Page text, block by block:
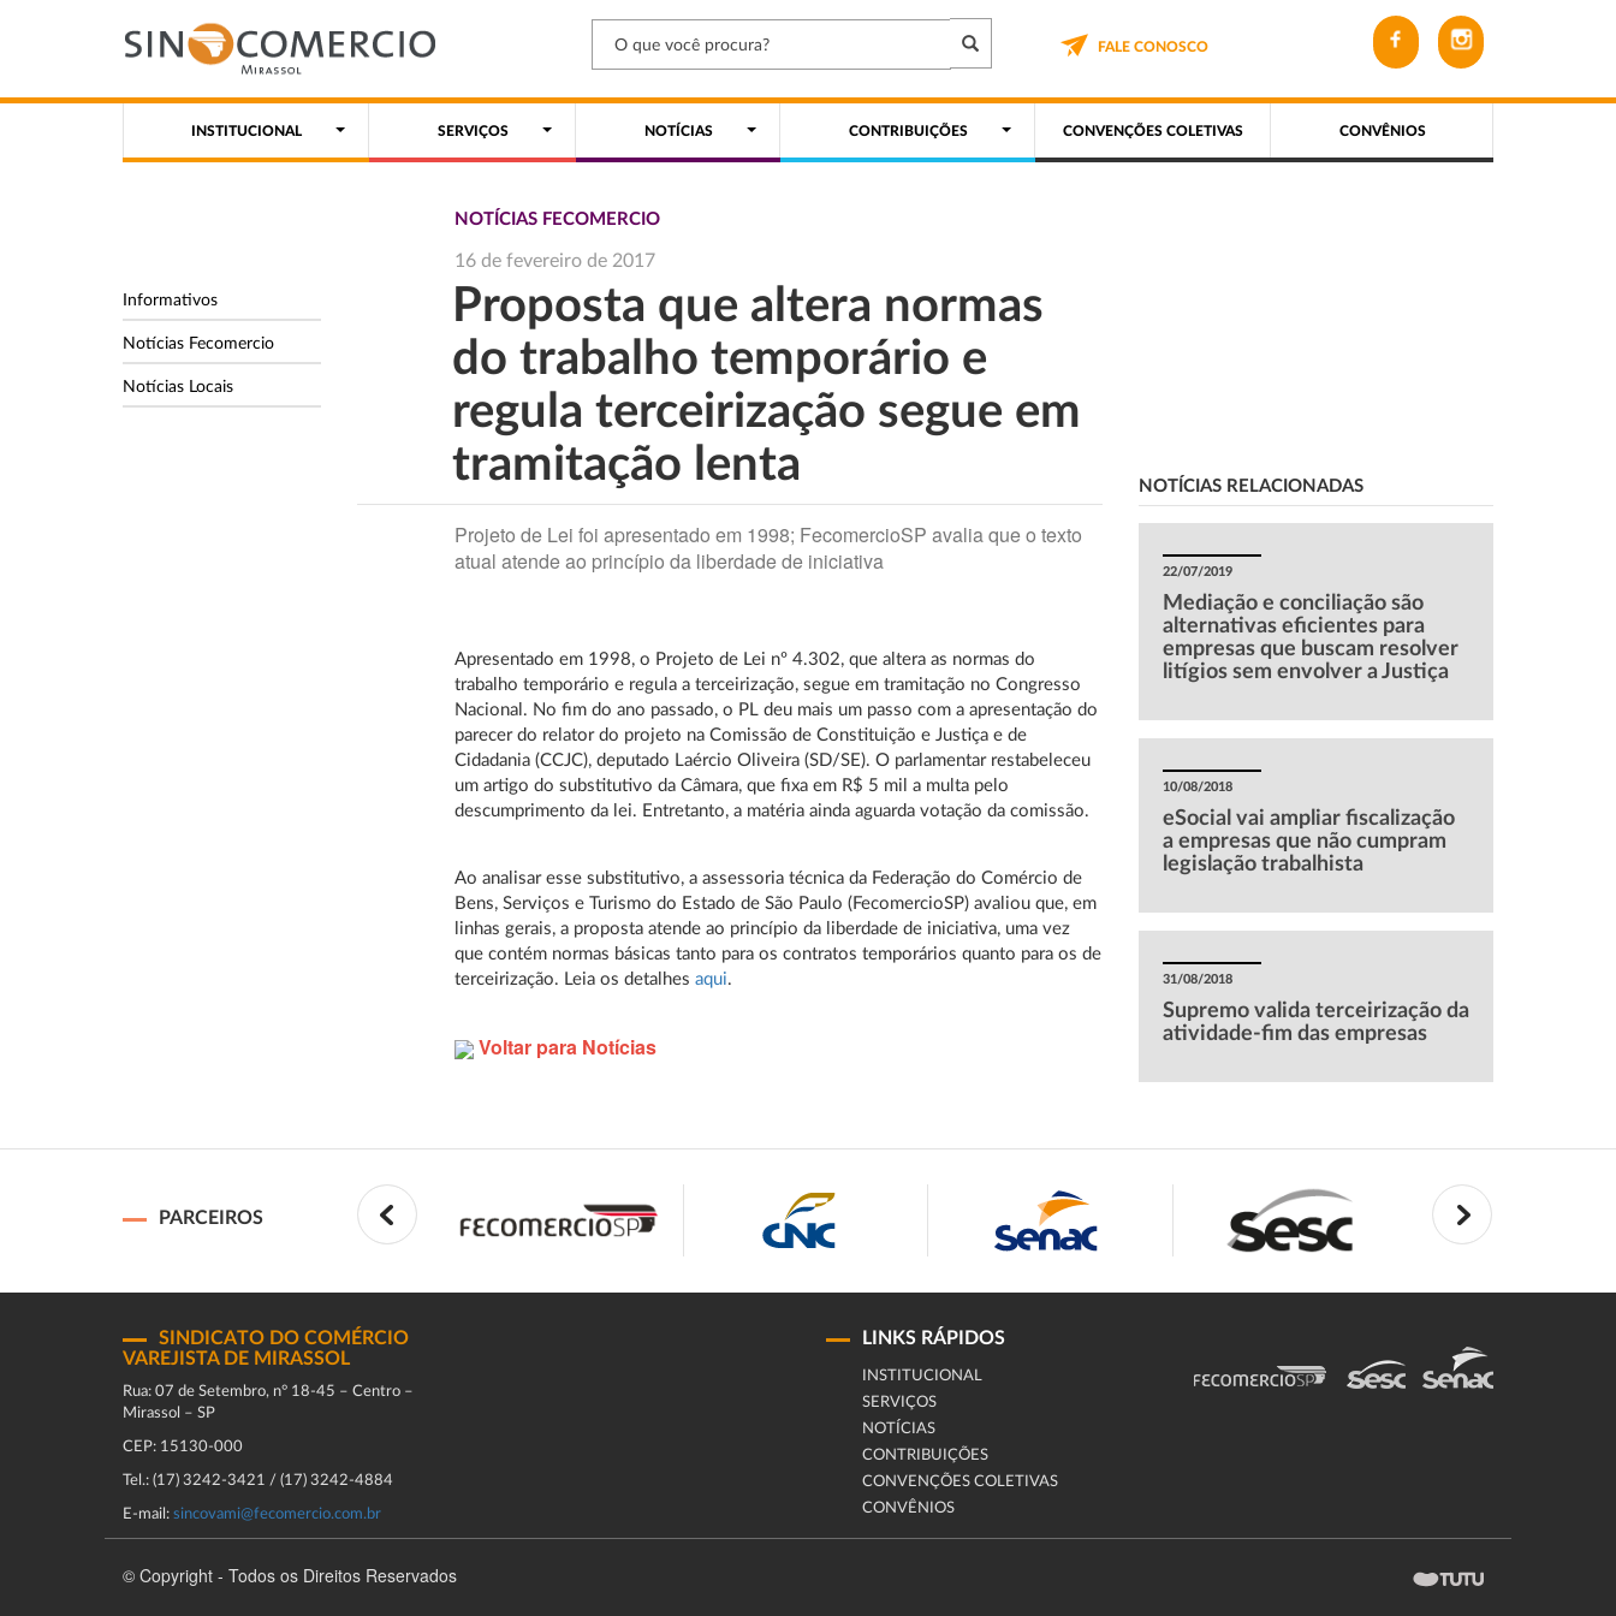
FALE CONOSCO
INSTITUCIONAL SERVIÇOS NOTÍCIAS CONTRIBUIÇÕES CONVENÇÕES COLETIVAS CONVÊNIOS
Informativos
Notícias Fecomercio
Notícias Locais
NOTÍCIAS FECOMERCIO
16 de fevereiro de 2017
Proposta que altera normas
do trabalho temporário e
regula terceirização segue em
tramitação lenta
Projeto de Lei foi apresentado em 1998; FecomercioSP avalia que o texto
atual atende ao princípio da liberdade de iniciativa
Apresentado em 1998, o Projeto de Lei nº 4.302, que altera as normas do
trabalho temporário e regula a terceirização, segue em tramitação no Congresso
Nacional. No fim do ano passado, o PL deu mais um passo com a apresentação do
parecer do relator do projeto na Comissão de Constituição e Justiça e de
Cidadania (CCJC), deputado Laércio Oliveira (SD/SE). O parlamentar restabeleceu
um artigo do substitutivo da Câmara, que fixa em R$ 5 mil a multa pelo
descumprimento da lei. Entretanto, a matéria ainda aguarda votação da comissão.
Ao analisar esse substitutivo, a assessoria técnica da Federação do Comércio de
Bens, Serviços e Turismo do Estado de São Paulo (FecomercioSP) avaliou que, em
linhas gerais, a proposta atende ao princípio da liberdade de iniciativa, uma vez
que contém normas básicas tanto para os contratos temporários quanto para os de
terceirização. Leia os detalhesaqui.
Voltar para Notícias
NOTÍCIAS RELACIONADAS
22/07/2019
Mediação e conciliação são
alternativas eficientes para
empresas que buscam resolver
litígios sem envolver a Justiça
10/08/2018
eSocial vai ampliar fiscalização
a empresas que não cumpram
legislação trabalhista
31/08/2018
Supremo valida terceirização da
atividade-fim das empresas
PARCEIROS
SINDICATO DO COMÉRCIO
VAREJISTA DE MIRASSOL
Rua: 07 de Setembro, n° 18-45 – Centro –
Mirassol – SP
CEP: 15130-000
Tel.: (17) 3242-3421 / (17) 3242-4884
E-mail: sincovami@fecomercio.com.br
LINKS RÁPIDOS
INSTITUCIONAL
SERVIÇOS
NOTÍCIAS
CONTRIBUIÇÕES
CONVENÇÕES COLETIVAS
CONVÊNIOS
© Copyright - Todos os Direitos Reservados